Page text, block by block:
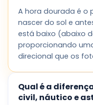
A hora dourada é o
nascer do sol e
está baixo (abaixo
proporcionando
direcional que os
Qual é a
civil, náutico e